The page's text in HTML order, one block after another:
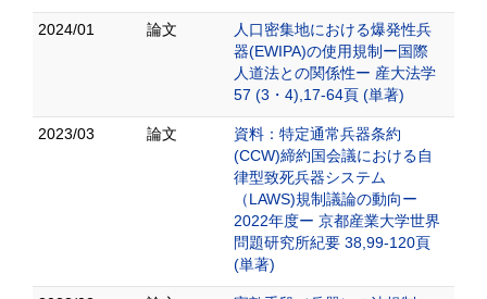
2024/01 論文
人口密集地における爆発性兵
器(EWIPA)の使用規制ー国際
人道法との関係性ー 産大法学
57 (3・4),17-64頁 (単著)
2023/03 論文
資料：特定通常兵器条約
(CCW)締約国会議における自
律型致死兵器システム
（LAWS)規制議論の動向ー
2022年度ー 京都産業大学世界
問題研究所紀要 38,99-120頁
(単著)